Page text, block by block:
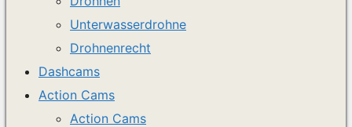
Unterwasserdrohne
Drohnenrecht
Dashcams
Action Cams
Action Cams